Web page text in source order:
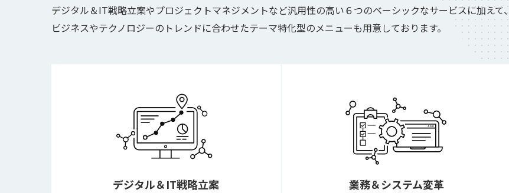
デジタル＆IT戦略立案やプロジェクトマネジメントなど汎用性の高い６つのベーシックなサービスに加えて、
ビジネスやテクノロジーのトレンドに合わせたテーマ特化型のメニューも用意しております。
デジタル＆IT戦略立案 業務＆システム変革